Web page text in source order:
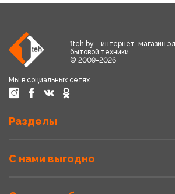
1teh.by - интернет-магазин
бытовой техники
© 2009-2026
Мы в социальных сетях
Разделы
С нами выгодно